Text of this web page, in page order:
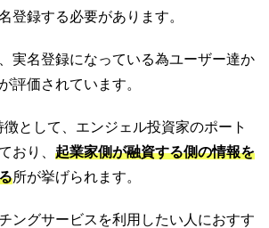
登録する必要があります。
実名登録になっている為ユーザー達か
評価されています。
として、エンジェル投資家のポート
おり、 起業家側が融資する側の情報を
所が挙げられます。
ングサービスを利用したい人におすす